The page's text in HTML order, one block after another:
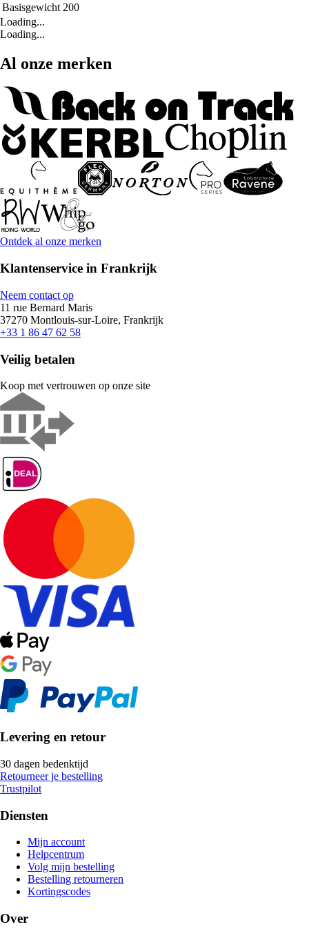
Basisgewicht 200
Loading...
Loading...
Al onze merken
Ontdek al onze merken
Klantenservice in Frankrijk
Neem contact op
11 rue Bernard Maris
37270 Montlouis-sur-Loire, Frankrijk
+33 1 86 47 62 58
Veilig betalen
Koop met vertrouwen op onze site
Levering en retour
30 dagen bedenktijd
Retourneer je bestelling
Trustpilot
Diensten
Mijn account
Helpcentrum
Volg mijn bestelling
Bestelling retourneren
Kortingscodes
Over